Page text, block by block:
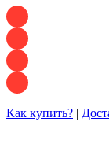
Как купить? |